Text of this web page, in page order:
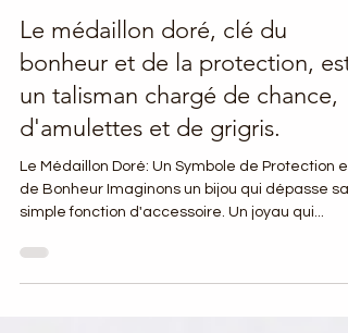
24 févr. 2024 2 min de lecture
Le médaillon doré, clé du
bonheur et de la protection, est
un talisman chargé de chance,
d'amulettes et de grigris.
de Bonheur Imaginons un bijou qui dépasse sa